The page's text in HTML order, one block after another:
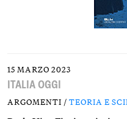
15 MARZO 2023
ITALIA OGGI
ARGOMENTI / TEORIA E